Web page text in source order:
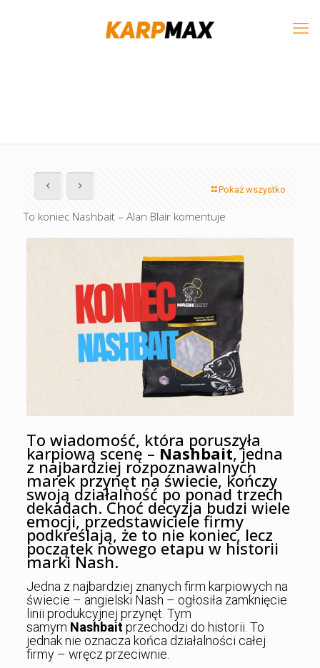
Pokaż wszystko
To koniec Nashbait – Alan Blair komentuje
To wiadomość, która poruszyła
karpiową scenę –Nashbait, jedna
z najbardziej rozpoznawalnych
marek przynęt na świecie, kończy
swoją działalność po ponad trzech
dekadach. Choć decyzja budzi wiele
emocji, przedstawiciele firmy
podkreślają, że to nie koniec, lecz
początek nowego etapu w historii
marki Nash.
Jedna z najbardziej znanych firm karpiowych na
świecie – angielski Nash – ogłosiła zamknięcie
linii produkcyjnej przynęt. Tym
samym Nashbaitprzechodzi do historii. To
jednak nie oznacza końca działalności całej
firmy – wręcz przeciwnie.